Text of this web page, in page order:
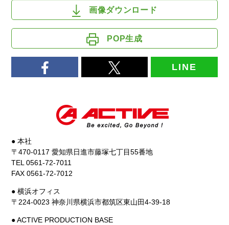
画像ダウンロード
POP生成
LINE
● 本社
〒470-0117 愛知県日進市藤塚七丁目55番地
TEL 0561-72-7011
FAX 0561-72-7012
● 横浜オフィス
〒224-0023 神奈川県横浜市都筑区東山田4-39-18
● ACTIVE PRODUCTION BASE